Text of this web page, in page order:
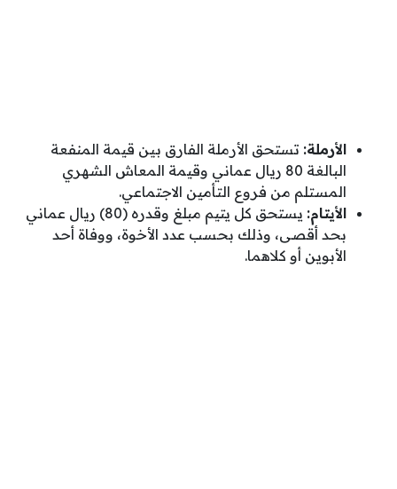
الأرملة: تستحق الأرملة الفارق بين قيمة المنفعة
البالغة 80 ريال عماني وقيمة المعاش الشهري
المستلم من فروع التأمين الاجتماعي.
الأيتام:
يستحق كل يتيم مبلغ وقدره (80) ريال عماني
بحد أقصى، وذلك بحسب عدد الأخوة، ووفاة أحد
الأبوين أو كلاهما.